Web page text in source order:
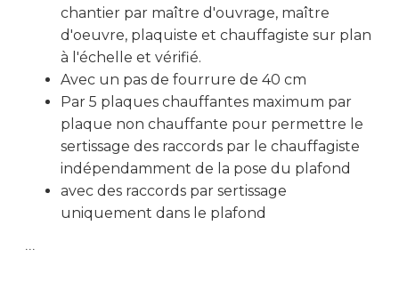
chantier par maître d'ouvrage, maître
d'oeuvre, plaquiste et chauffagiste sur plan
à l'échelle et vérifié.
Avec un pas de fourrure de 40 cm
Par 5 plaques chauffantes maximum par
plaque non chauffante pour permettre le
sertissage des raccords par le chauffagiste
indépendamment de la pose du plafond
avec des raccords par sertissage
uniquement dans le plafond
...